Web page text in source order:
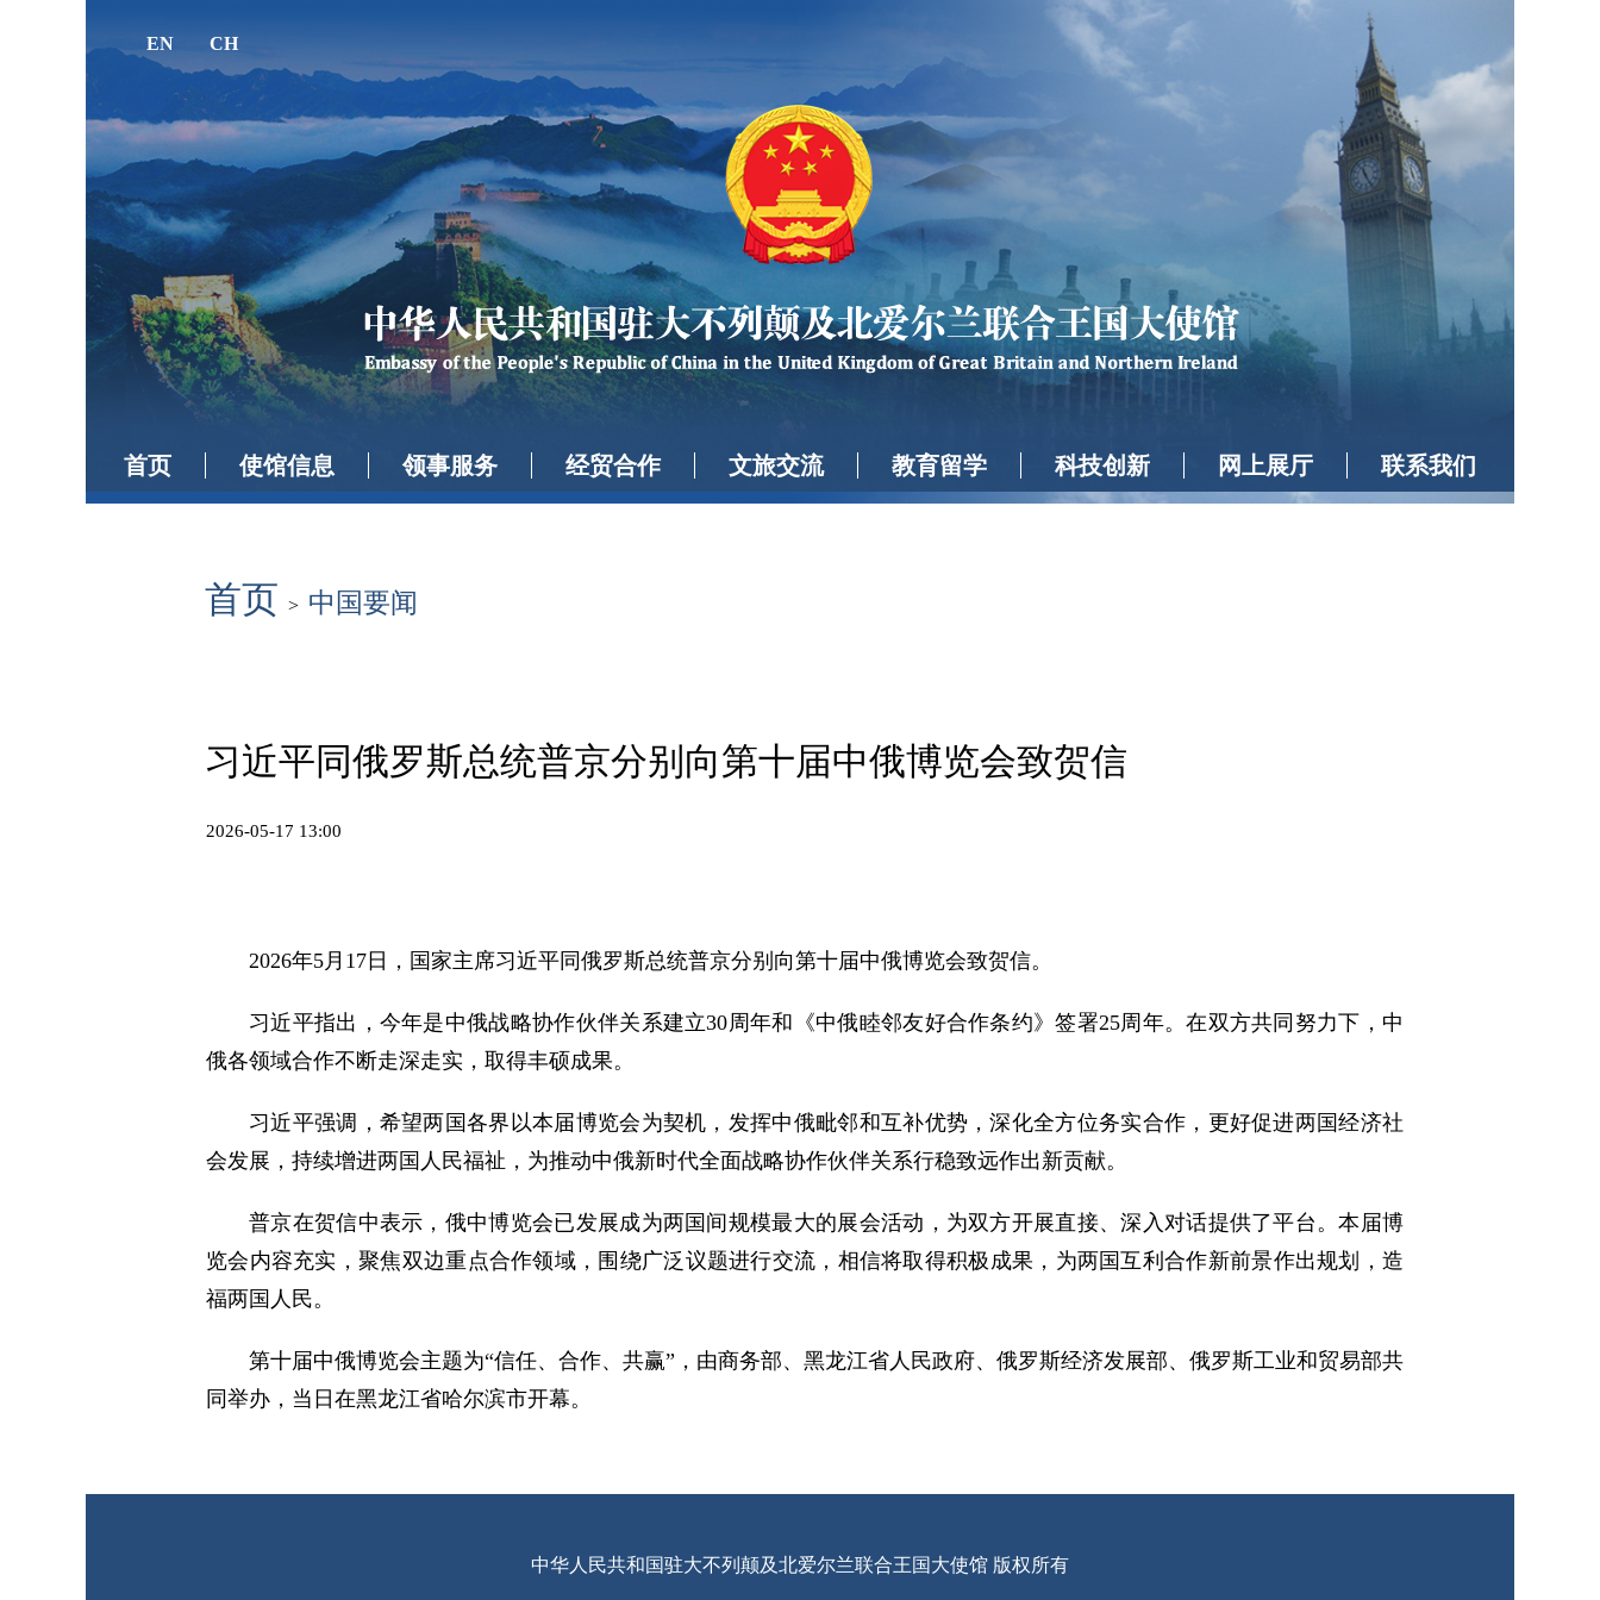
EN CH
首页 使馆信息 领事服务 经贸合作 文旅交流 教育留学 科技创新 网上展厅 联系我们
首页 > 中国要闻
习近平同俄罗斯总统普京分别向第十届中俄博览会致贺信
2026-05-17 13:00
2026年5月17日，国家主席习近平同俄罗斯总统普京分别向第十届中俄博览会致贺信。
习近平指出，今年是中俄战略协作伙伴关系建立30周年和《中俄睦邻友好合作条约》签署25周年。在双方共同努力下，中
俄各领域合作不断走深走实，取得丰硕成果。
习近平强调，希望两国各界以本届博览会为契机，发挥中俄毗邻和互补优势，深化全方位务实合作，更好促进两国经济社
会发展，持续增进两国人民福祉，为推动中俄新时代全面战略协作伙伴关系行稳致远作出新贡献。
普京在贺信中表示，俄中博览会已发展成为两国间规模最大的展会活动，为双方开展直接、深入对话提供了平台。本届博
览会内容充实，聚焦双边重点合作领域，围绕广泛议题进行交流，相信将取得积极成果，为两国互利合作新前景作出规划，造
福两国人民。
第十届中俄博览会主题为“信任、合作、共赢”，由商务部、黑龙江省人民政府、俄罗斯经济发展部、俄罗斯工业和贸易部共
同举办，当日在黑龙江省哈尔滨市开幕。
中华人民共和国驻大不列颠及北爱尔兰联合王国大使馆 版权所有